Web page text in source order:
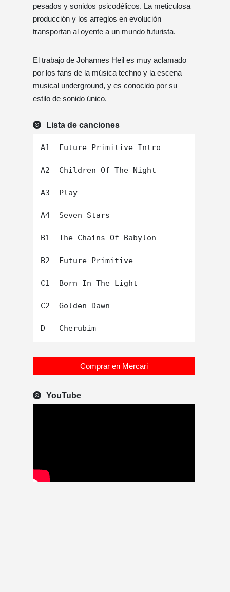
pesados ​​y sonidos psicodélicos. La meticulosa
producción y los arreglos en evolución
transportan al oyente a un mundo futurista.
El trabajo de Johannes Heil es muy aclamado
por los fans de la música techno y la escena
musical underground, y es conocido por su
estilo de sonido único.
Lista de canciones
A1  Future Primitive Intro
A2  Children Of The Night
A3  Play
A4  Seven Stars
B1  The Chains Of Babylon
B2  Future Primitive
C1  Born In The Light
C2  Golden Dawn
Comprar en Mercari
YouTube